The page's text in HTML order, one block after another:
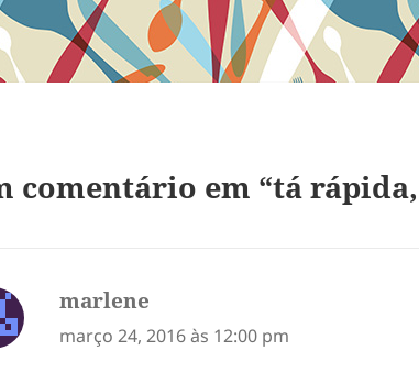
comentário em “tá
marlene
março 24, 2016 às 12:00 pm